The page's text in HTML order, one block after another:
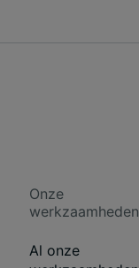
Onze
werkzaamheden
Al onze